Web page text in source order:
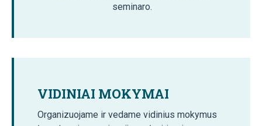
seminaro.
VIDINIAI MOKYMAI
Organizuojame ir vedame vidinius mokymus